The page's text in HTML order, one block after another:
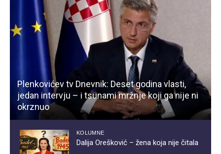
Plenkovićev tv Dnevnik: Deset godina vlasti,
jedan intervju – i tsunami mržnje koji ga nije ni
okrznuo
KOLUMNE
Dalija Orešković – žena koja nije čitala